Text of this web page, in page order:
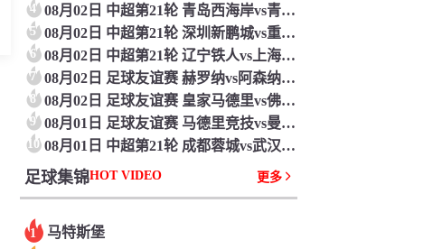
4 08月02日 中超第21轮 青岛西海岸vs青岛海牛 全场录像回放
5 08月02日 中超第21轮 深圳新鹏城vs重庆铜梁龙 全场录像回放
6 08月02日 中超第21轮 辽宁铁人vs上海申花 全场录像回放
7 08月02日 足球友谊赛 赫罗纳vs阿森纳 全场录像回放
8 08月02日 足球友谊赛 皇家马德里vs佛罗伦萨 全场录像回放
9 08月01日 足球友谊赛 马德里竞技vs曼联 全场录像回放
10 08月01日 中超第21轮 成都蓉城vs武汉三镇 全场录像回放
足球集锦HOT VIDEO 更多
1 马特斯堡